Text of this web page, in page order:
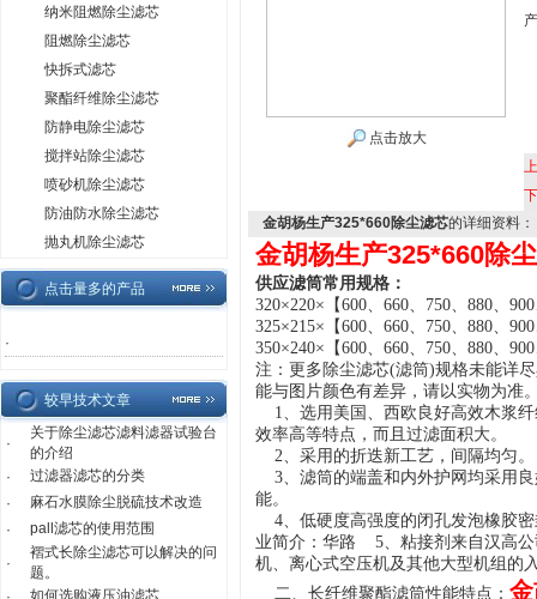
纳米阻燃除尘滤芯
阻燃除尘滤芯
快拆式滤芯
聚酯纤维除尘滤芯
防静电除尘滤芯
搅拌站除尘滤芯
喷砂机除尘滤芯
防油防水除尘滤芯
抛丸机除尘滤芯
点击量多的产品
·
较早技术文章
·
关于除尘滤芯滤料滤器试验台
的介绍
·
过滤器滤芯的分类
·
麻石水膜除尘脱硫技术改造
·
pall滤芯的使用范围
·
褶式长除尘滤芯可以解决的问
题。
如何选购液压油滤芯
点击放大
金胡杨生产325*660除尘滤芯的详细资料：
金胡杨生产325*660除
供应滤筒常用规格：
320×220× 【600、 660、 750、 880、 900
325×215× 【600、 660、 750、 880、 900
350×240× 【600、 660、 750、 880、 900
注： 更多除尘滤芯(滤筒)规格未能详
能与图片颜色有差异， 请以实物为准
1、选用美国、西欧良好高效木浆
效率高等特点，而且过滤面积大。
2、采用的折迭新工艺，间隔均匀。
3、滤筒的端盖和内外护网均采用
能。
4、低硬度高强度的闭孔发泡橡胶
业简介：华路 5、粘接剂来自汉高公
机、离心式空压机及其他大型机组的
二、长纤维聚酯滤筒性能特点：